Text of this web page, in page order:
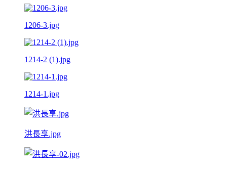
1206-3.jpg
1214-2 (1).jpg
1214-1.jpg
洪長享.jpg